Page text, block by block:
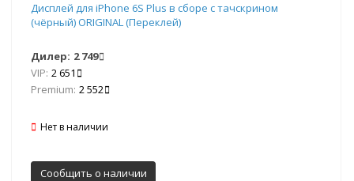
Дисплей для iPhone 6S Plus в сборе с тачскрином
(чёрный) ORIGINAL (Переклей)
Дилер: 2 749
VIP: 2 651
Premium: 2 552
Нет в наличии
Сообщить о наличии